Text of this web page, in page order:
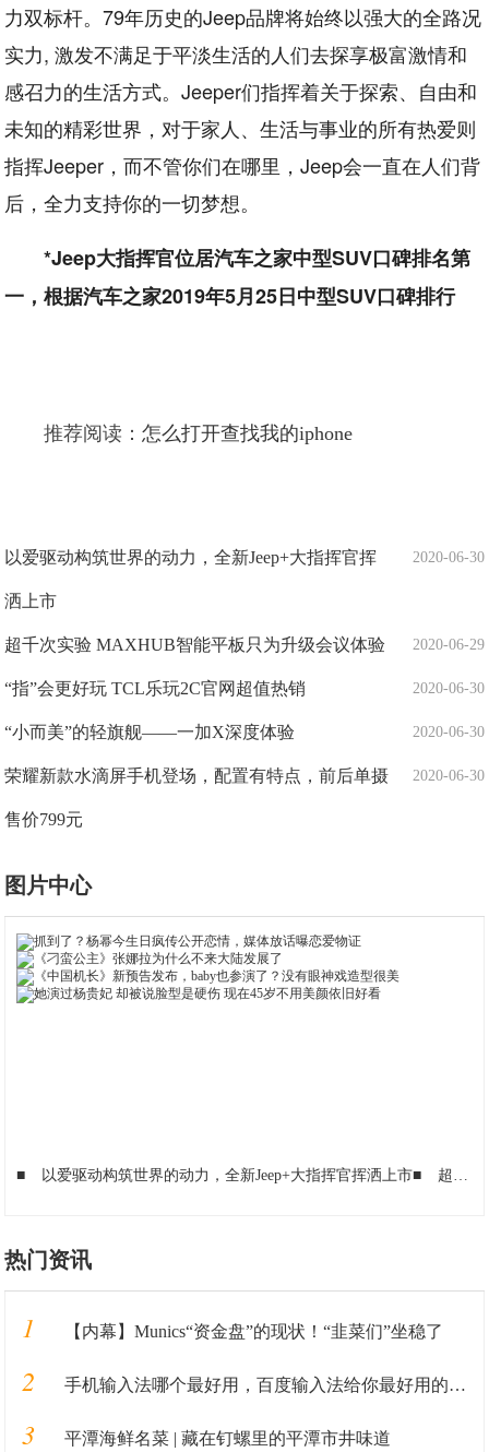
力双标杆。79年历史的Jeep品牌将始终以强大的全路况
实力, 激发不满足于平淡生活的人们去探享极富激情和
感召力的生活方式。Jeeper们指挥着关于探索、自由和
未知的精彩世界，对于家人、生活与事业的所有热爱则
指挥Jeeper，而不管你们在哪里，Jeep会一直在人们背
后，全力支持你的一切梦想。
*Jeep大指挥官位居汽车之家中型SUV口碑排名第
一，根据汽车之家2019年5月25日中型SUV口碑排行
推荐阅读：怎么打开查找我的iphone
2020-06-30
以爱驱动构筑世界的动力，全新Jeep+大指挥官挥
洒上市
2020-06-29
超千次实验 MAXHUB智能平板只为升级会议体验
2020-06-30
“指”会更好玩 TCL乐玩2C官网超值热销
2020-06-30
“小而美”的轻旗舰——一加X深度体验
2020-06-30
荣耀新款水滴屏手机登场，配置有特点，前后单摄
售价799元
图片中心
■ 以爱驱动构筑世界的动力，全新Jeep+大指挥官挥洒上市■ 超千次实验 MAXHUB智能平板只为升级会议体验
热门资讯
1 【内幕】Munics“资金盘”的现状！“韭菜们”坐稳了
2 手机输入法哪个最好用，百度输入法给你最好用的输入法全新体验
3 平潭海鲜名菜 | 藏在钉螺里的平潭市井味道